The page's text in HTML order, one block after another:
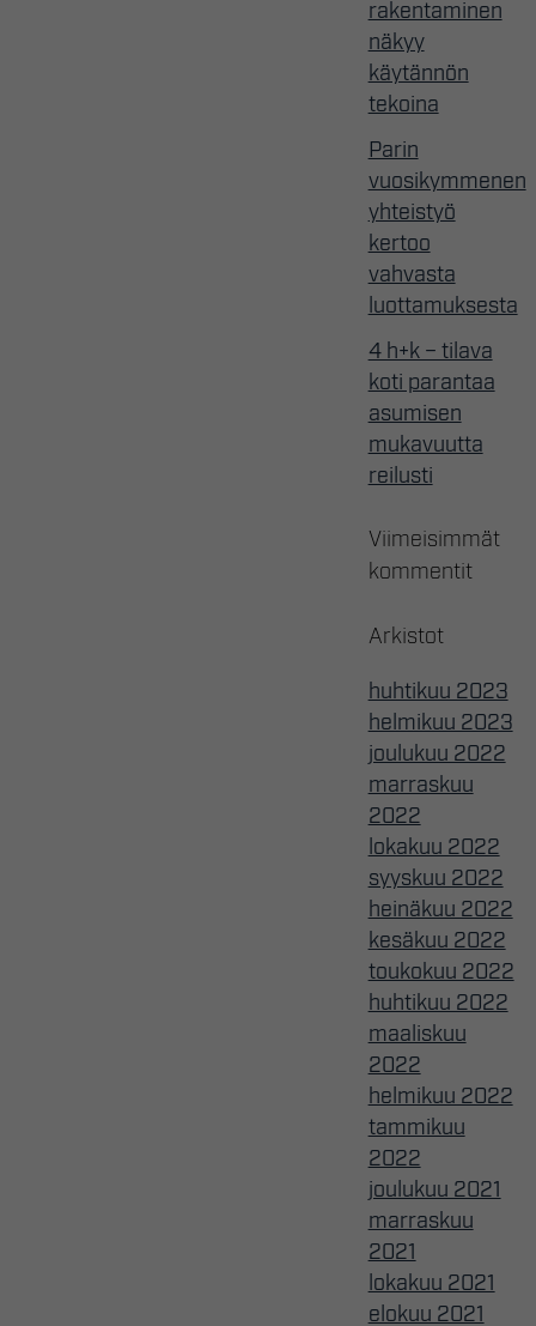
rakentaminen
näkyy
käytännön
tekoina
Parin
vuosikymmenen
yhteistyö
kertoo
vahvasta
luottamuksesta
4 h+k – tilava
koti parantaa
asumisen
mukavuutta
reilusti
Viimeisimmät
kommentit
Arkistot
huhtikuu 2023
helmikuu 2023
joulukuu 2022
marraskuu
2022
lokakuu 2022
syyskuu 2022
heinäkuu 2022
kesäkuu 2022
toukokuu 2022
huhtikuu 2022
maaliskuu
2022
helmikuu 2022
tammikuu
2022
joulukuu 2021
marraskuu
2021
lokakuu 2021
elokuu 2021